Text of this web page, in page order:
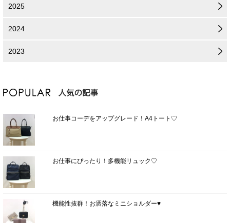
2025
2024
2023
お仕事コーデをアップグレード！A4トート♡
お仕事にぴったり！多機能リュック♡
機能性抜群！お洒落なミニショルダー♥